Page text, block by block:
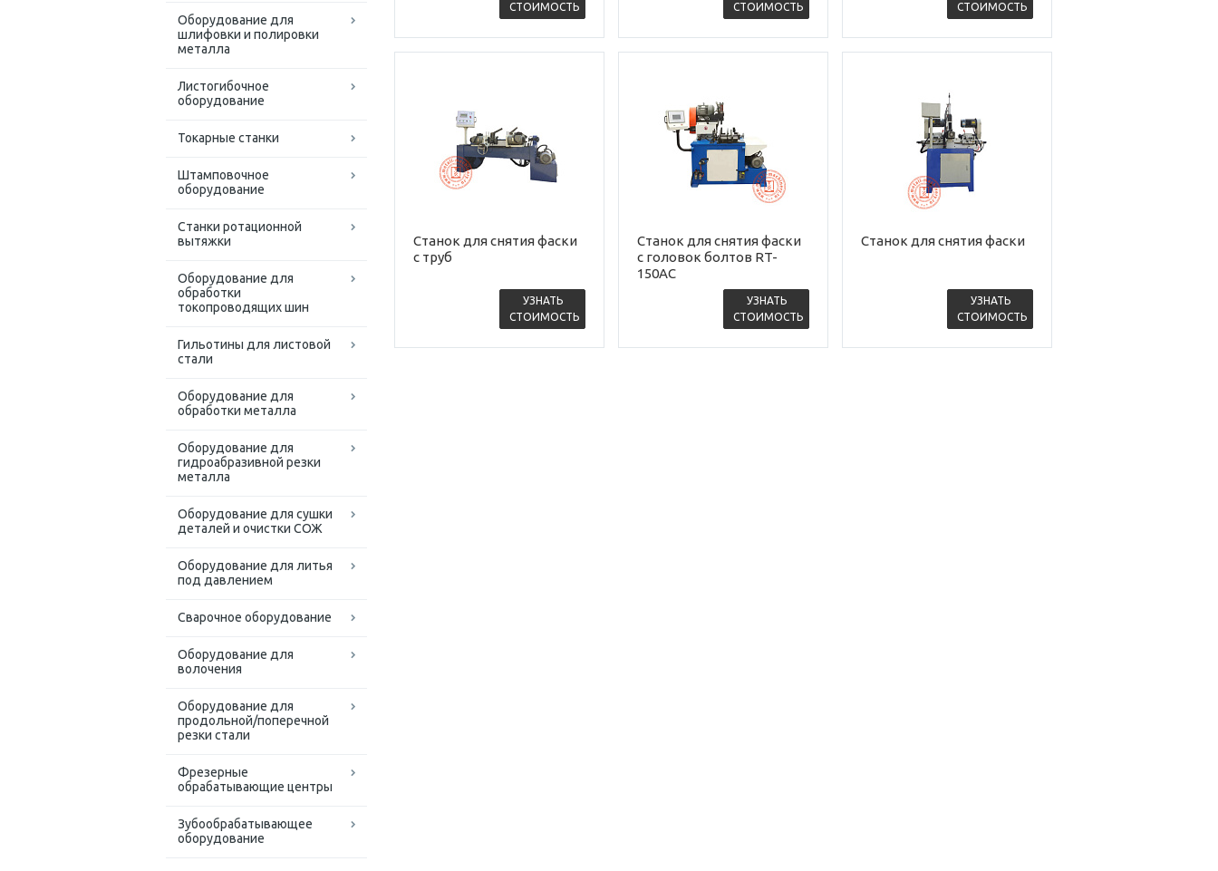
Оборудование для
шлифовки и полировки
металла
Листогибочное
оборудование
Токарные станки
Штамповочное
оборудование
Станки ротационной
вытяжки
Оборудование для
обработки
токопроводящих шин
Гильотины для листовой
стали
Оборудование для
обработки металла
Оборудование для
гидроабразивной резки
металла
Оборудование для сушки
деталей и очистки СОЖ
Оборудование для литья
под давлением
Сварочное оборудование
Оборудование для
волочения
Оборудование для
продольной/поперечной
резки стали
Фрезерные
обрабатывающие центры
Зубообрабатывающее
оборудование
СТОИМОСТЬ
СТОИМОСТЬ
СТОИМОСТЬ
Станок для снятия фаски
с труб
УЗНАТЬ
СТОИМОСТЬ
Станок для снятия фаски
с головок болтов RT-
150AC
УЗНАТЬ
СТОИМОСТЬ
Станок для снятия фаски
УЗНАТЬ
СТОИМОСТЬ